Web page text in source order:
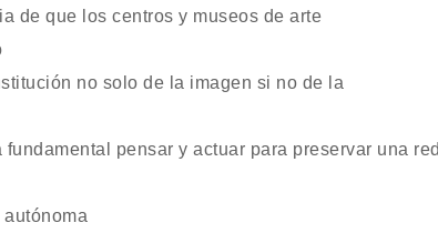
de que los centros y museos de arte
no solo de la imagen si no de la
pensar y actuar para preservar una